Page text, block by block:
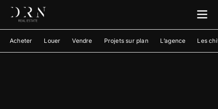
Acheter Louer Vendre Projets sur plan L’agence Les